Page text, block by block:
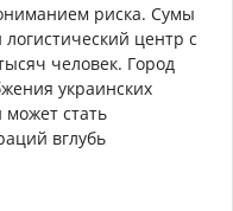
риска. Сумы
центр с
человек. Город
украинских
может стать
вглубь